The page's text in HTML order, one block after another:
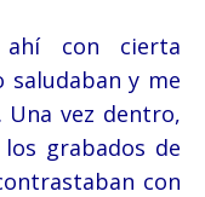
con cierta
y me
vez dentro,
grabados de
con